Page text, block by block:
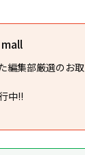
編集部厳選のお取
中!!